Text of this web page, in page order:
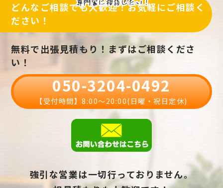
どんなご相談でも大歓迎！お気軽にご相談く
ださい！
無料で出張見積もり！まずはご相談くださ
い！
050-3204-0492
【受付時間】8:00〜20:00(日曜・祝日定休)
強引な営業は一切行っておりません。